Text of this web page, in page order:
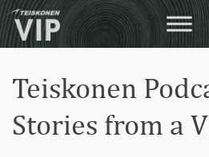
Teiskonen
Stories from a